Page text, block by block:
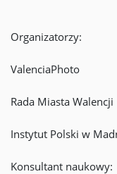
Organizatorzy:
ValenciaPhoto
Rada Miasta Walencji
Instytut Polski w
Konsultant naukowy: